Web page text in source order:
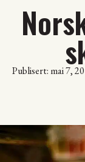
Publisert: mai 7,